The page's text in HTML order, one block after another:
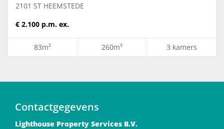
2101 ST HEEMSTEDE
€ 2.100 p.m. ex.
83m² 260m³ 3 kamers
Contactgegevens
Lighthouse Property Services B.V.